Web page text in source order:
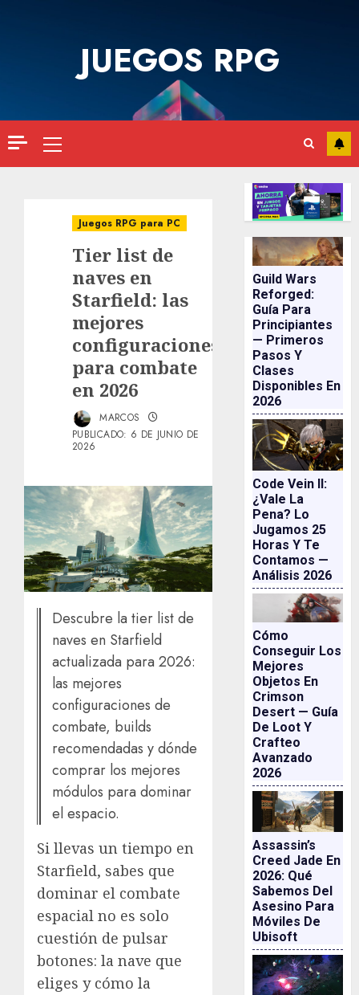
JUEGOS RPG
Menú
principal
Juegos RPG para PC
Tier list de
naves en
Starfield: las
mejores
configuraciones
para combate
en 2026
MARCOS
PUBLICADO: 6 DE JUNIO DE
2026
Descubre la tier list de
naves en Starfield
actualizada para 2026:
las mejores
configuraciones de
combate, builds
recomendadas y dónde
comprar los mejores
módulos para dominar
el espacio.
Si llevas un tiempo en
Starfield, sabes que
dominar el combate
espacial no es solo
cuestión de pulsar
botones: la nave que
eliges y cómo la
Guild Wars
Reforged:
Guía Para
Principiantes
— Primeros
Pasos Y
Clases
Disponibles En
2026
Code Vein II:
¿vale La
Pena? Lo
Jugamos 25
Horas Y Te
Contamos —
Análisis 2026
Cómo
Conseguir Los
Mejores
Objetos En
Crimson
Desert — Guía
De Loot Y
Crafteo
Avanzado
2026
Assassin’s
Creed Jade En
2026: Qué
Sabemos Del
Asesino Para
Móviles De
Ubisoft